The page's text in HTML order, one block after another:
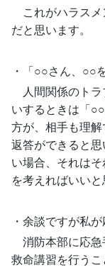
これがハラスメ
だと思います。
・「○○さん、○○
人間関係のトラ
いするときは「
方が、相手も理
返答ができると
い場合、それは
を考えればいいと
・余談ですが私
消防本部に応急
救命講習を行うこ